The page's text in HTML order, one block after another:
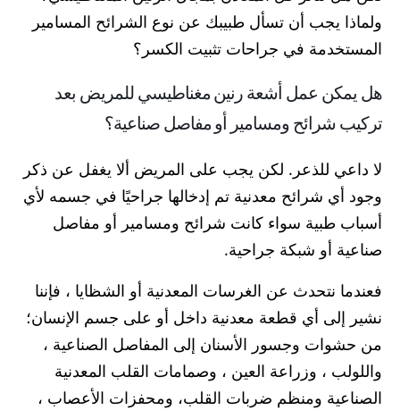
ولماذا يجب أن تسأل طبيبك عن نوع الشرائح المسامير
المستخدمة في جراحات تثبيت الكسر؟
هل يمكن عمل أشعة رنين مغناطيسي للمريض بعد
تركيب شرائح ومسامير أو مفاصل صناعية؟
لا داعي للذعر. لكن يجب على المريض ألا يغفل عن ذكر
وجود أي شرائح معدنية تم إدخالها جراحيًا في جسمه لأي
أسباب طبية سواء كانت شرائح ومسامير أو مفاصل
صناعية أو شبكة جراحية.
فعندما نتحدث عن الغرسات المعدنية أو الشظايا ، فإننا
نشير إلى أي قطعة معدنية داخل أو على جسم الإنسان؛
من حشوات وجسور الأسنان إلى المفاصل الصناعية ،
واللولب ، وزراعة العين ، وصمامات القلب المعدنية
الصناعية ومنظم ضربات القلب، ومحفزات الأعصاب ،